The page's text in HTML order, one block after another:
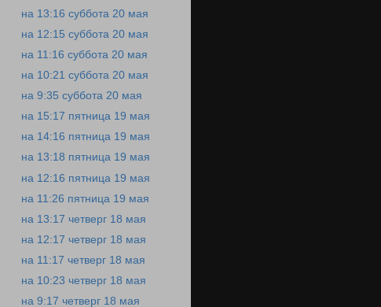
на 13:16 суббота 20 мая
на 12:15 суббота 20 мая
на 11:16 суббота 20 мая
на 10:21 суббота 20 мая
на 9:35 суббота 20 мая
на 15:17 пятница 19 мая
на 14:16 пятница 19 мая
на 13:18 пятница 19 мая
на 12:16 пятница 19 мая
на 11:26 пятница 19 мая
на 13:17 четверг 18 мая
на 12:17 четверг 18 мая
на 11:17 четверг 18 мая
на 10:23 четверг 18 мая
на 9:17 четверг 18 мая